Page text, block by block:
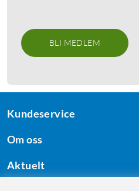
BLI MEDLEM
Kundeservice
Om oss
Aktuelt